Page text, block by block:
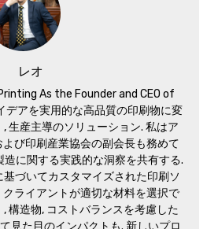
レオ
As the Founder and CEO of
デアを実用的な高品質の印刷物に変
生産主導のソリューション. 私はア
び印刷産業協会の副会長も務めて
造に関する実践的な洞察を共有する.
基づいてカスタマイズされた印刷ソ
ライアントが適切な材料を選択で
構造物, コストバランスを考慮した